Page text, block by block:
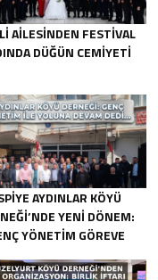
AILESINDEN FESTIVAL
DÜĞÜN CEMIYETI
AYDINLAR KÖYÜ
YENI DÖNEM:
YÖNETIM GÖREVE